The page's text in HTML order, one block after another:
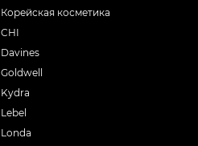
Корейская косметика
CHI
Davines
Goldwell
Kydra
Lebel
Londa